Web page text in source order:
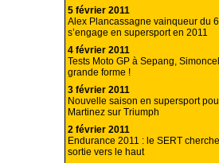
5 février 2011
Alex Plancassagne vainqueur du
s’engage en supersport en 2011
4 février 2011
Tests Moto GP à Sepang,
grande forme !
3 février 2011
Nouvelle saison en supersport
Martinez sur Triumph
2 février 2011
Endurance 2011 : le SERT
sortie vers le haut